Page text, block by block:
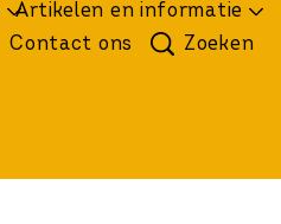
Artikelen en informatie
Contact ons
Zoeken